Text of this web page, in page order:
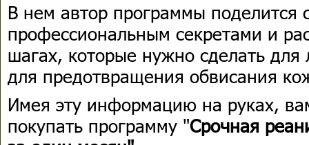
В нем автор программы поделится
профессиональным секретами и
шагах, которые нужно сделать
для предотвращения обвисания
Имея эту информацию на руках,
покупать программу "Срочная